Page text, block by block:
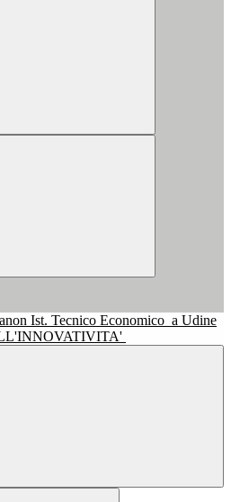
Ist. Tecnico Economico a Udine